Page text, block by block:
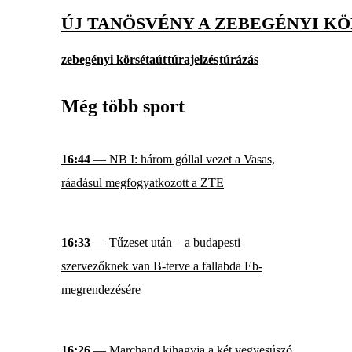
ÚJ TANÖSVÉNY A ZEBEGÉNYI
zebegényi körsétaúttúrajelzéstúrázás
Még több sport
16:44 — NB I: három góllal vezet a Vasas,
ráadásul megfogyatkozott a ZTE
16:33 — Tűzeset után – a budapesti
szervezőknek van B-terve a fallabda Eb-
megrendezésére